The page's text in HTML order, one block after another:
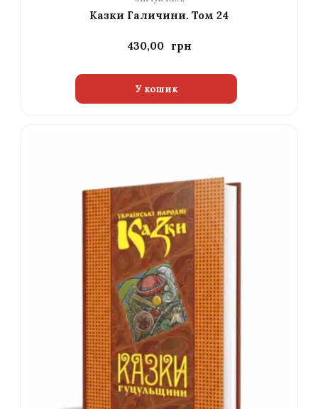
Казки Галичини. Том 24
430,00
У кошик